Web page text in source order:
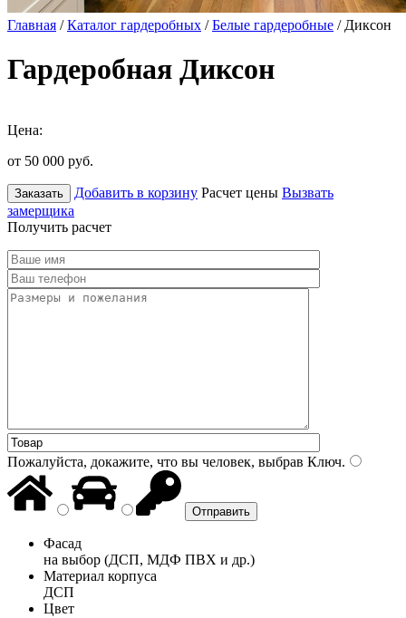
Главная /Каталог гардеробных /Белые гардеробные / Диксон
Гардеробная Диксон
Цена:
от 50 000 руб.
Заказать Добавить в корзину Расчет цены Вызвать
замерщика
Получить расчет
Пожалуйста, докажите, что вы человек, выбрав Ключ.
Фасад
на выбор (ДСП, МДФ ПВХ и др.)
Материал корпуса
ДСП
Цвет